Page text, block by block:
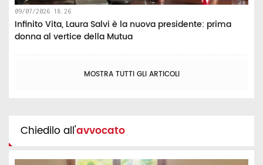
09/07/2026 18:26
Infinito Vita, Laura Salvi è la nuova presidente: prima
donna al vertice della Mutua
MOSTRA TUTTI GLI ARTICOLI
Chiedilo all'avvocato